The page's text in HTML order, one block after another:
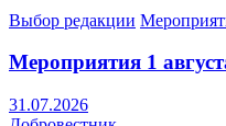
Выбор редакции
Мероприятия 1
31.07.2026